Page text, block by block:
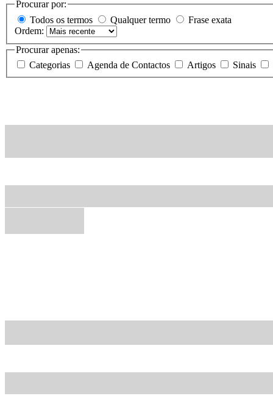
Procurar por:
Todos os termos
Qualquer termo
Frase exata
Ordem:
Procurar apenas:
Categorias
Agenda de Contactos Artigos Sinais